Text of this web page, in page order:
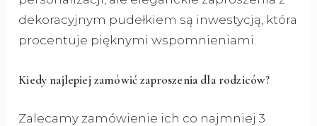
dekoracyjnym pudełkiem są inwestycją, która
procentuje pięknymi wspomnieniami.
Kiedy najlepiej zamówić zaproszenia dla rodziców?
Zalecamy zamówienie ich co najmniej 3